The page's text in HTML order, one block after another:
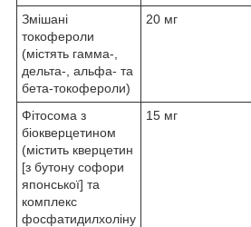
Змішані
токофероли
(містять гамма-,
дельта-, альфа- та
бета-токофероли)
20 мг
Фітосома з
біокверцетином
(містить кверцетин
[з бутону софори
японської] та
комплекс
фосфатидилхоліну
15 мг